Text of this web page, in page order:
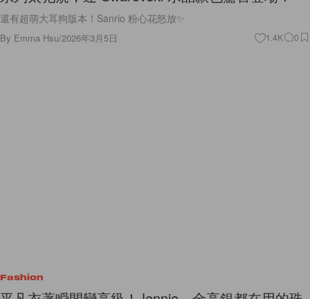
還有超萌大耳狗版本！Sanrio 粉心花怒放✨
By Emma Hsu/2026年3月5日 1.4K 0
Fashion